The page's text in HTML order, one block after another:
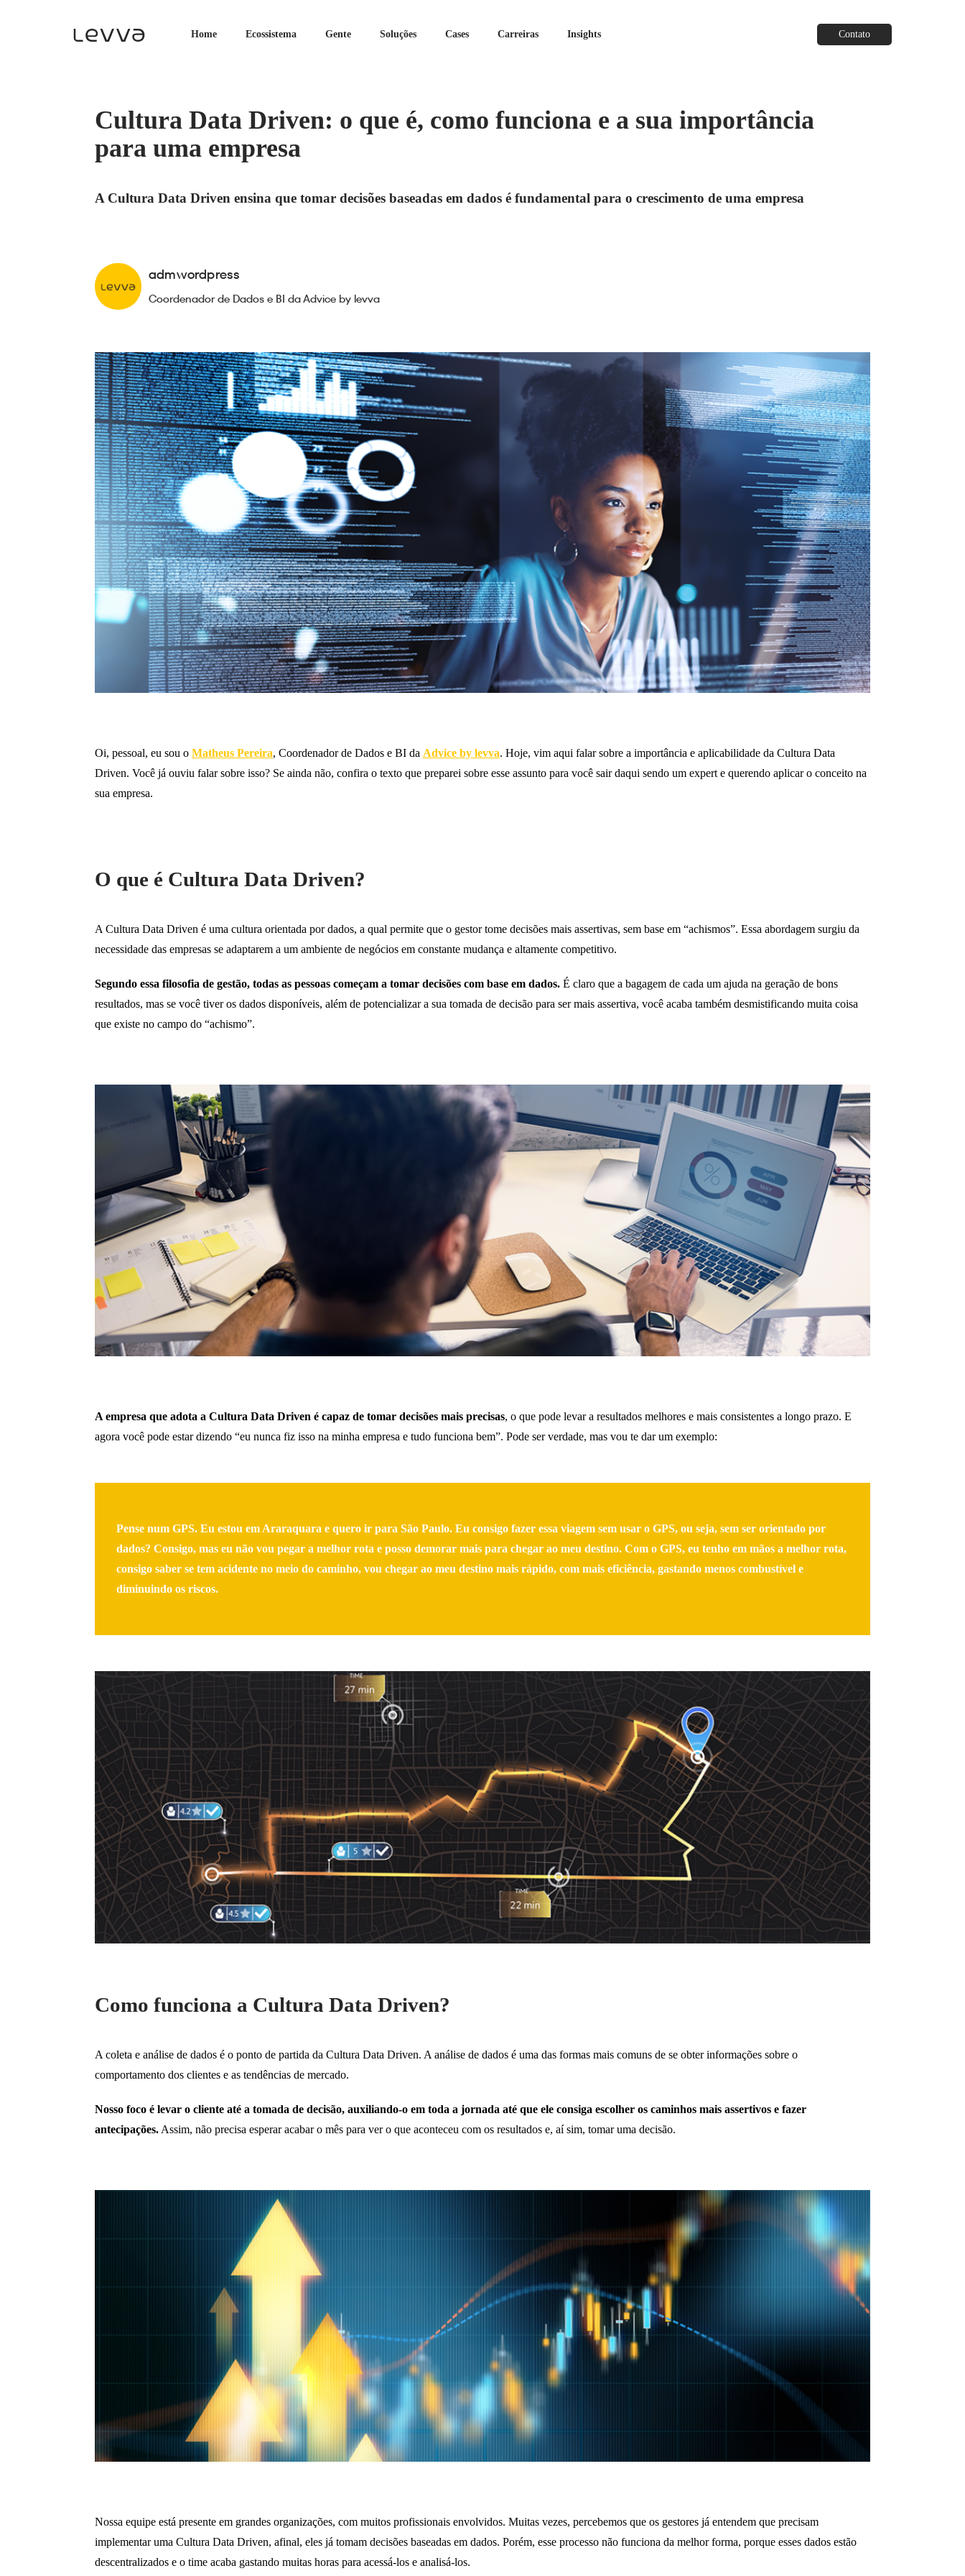
Home Ecossistema Gente Soluções Cases Carreiras Insights Contato
Cultura Data Driven: o que é, como funciona e a sua importância
para uma empresa
A Cultura Data Driven ensina que tomar decisões baseadas em dados é fundamental para o crescimento de uma empresa
admwordpress
Coordenador de Dados e BI da Advice by levva
Oi, pessoal, eu sou o Matheus Pereira, Coordenador de Dados e BI da Advice by levva. Hoje, vim aqui falar sobre a importância e aplicabilidade da Cultura Data
Driven. Você já ouviu falar sobre isso? Se ainda não, confira o texto que preparei sobre esse assunto para você sair daqui sendo um expert e querendo aplicar o conceito na
sua empresa.
O que é Cultura Data Driven?
A Cultura Data Driven é uma cultura orientada por dados, a qual permite que o gestor tome decisões mais assertivas, sem base em “achismos”. Essa abordagem surgiu da
necessidade das empresas se adaptarem a um ambiente de negócios em constante mudança e altamente competitivo.
Segundo essa filosofia de gestão, todas as pessoas começam a tomar decisões com base em dados. É claro que a bagagem de cada um ajuda na geração de bons
resultados, mas se você tiver os dados disponíveis, além de potencializar a sua tomada de decisão para ser mais assertiva, você acaba também desmistificando muita coisa
que existe no campo do “achismo”.
A empresa que adota a Cultura Data Driven é capaz de tomar decisões mais precisas, o que pode levar a resultados melhores e mais consistentes a longo prazo. E
agora você pode estar dizendo “eu nunca fiz isso na minha empresa e tudo funciona bem”. Pode ser verdade, mas vou te dar um exemplo:
Pense num GPS. Eu estou em Araraquara e quero ir para São Paulo. Eu consigo fazer essa viagem sem usar o GPS, ou seja, sem ser orientado por
dados? Consigo, mas eu não vou pegar a melhor rota e posso demorar mais para chegar ao meu destino. Com o GPS, eu tenho em mãos a melhor rota,
consigo saber se tem acidente no meio do caminho, vou chegar ao meu destino mais rápido, com mais eficiência, gastando menos combustível e
diminuindo os riscos.
Como funciona a Cultura Data Driven?
A coleta e análise de dados é o ponto de partida da Cultura Data Driven. A análise de dados é uma das formas mais comuns de se obter informações sobre o
comportamento dos clientes e as tendências de mercado.
Nosso foco é levar o cliente até a tomada de decisão, auxiliando-o em toda a jornada até que ele consiga escolher os caminhos mais assertivos e fazer
antecipações. Assim, não precisa esperar acabar o mês para ver o que aconteceu com os resultados e, aí sim, tomar uma decisão.
Nossa equipe está presente em grandes organizações, com muitos profissionais envolvidos. Muitas vezes, percebemos que os gestores já entendem que precisam
implementar uma Cultura Data Driven, afinal, eles já tomam decisões baseadas em dados. Porém, esse processo não funciona da melhor forma, porque esses dados estão
descentralizados e o time acaba gastando muitas horas para acessá-los e analisá-los.